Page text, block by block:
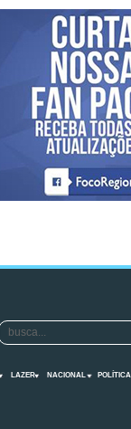
LAZER NACIONAL POLÍTICA